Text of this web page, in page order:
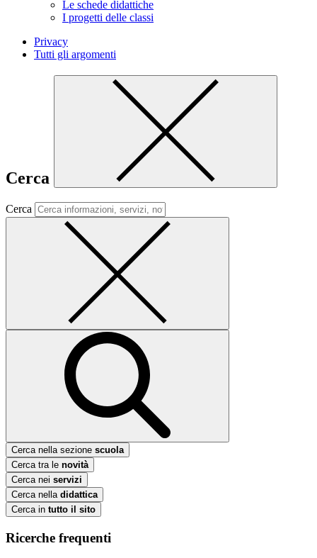
Le schede didattiche
I progetti delle classi
Privacy
Tutti gli argomenti
Cerca
Cerca
Cerca nella sezione scuola
Cerca tra le novità
Cerca nei servizi
Cerca nella didattica
Cerca in tutto il sito
Ricerche frequenti